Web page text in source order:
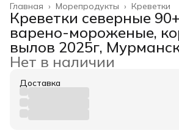
Креветки
Морепродукты ›
Главная ›
Креветки северные
варено-мороженые,
вылов 2025г,
Нет в наличии
Доставка